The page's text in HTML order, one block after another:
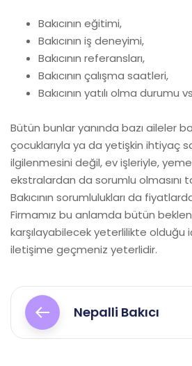
Bakıcının eğitimi,
Bakıcının iş deneyimi,
Bakıcının referansları,
Bakıcının çalışma saatleri,
Bakıcının yatılı olma durumu
Bütün bunlar yanında bazı aileler
çocuklarıyla ya da yetişkin ihtiyaç
ilgilenmesini değil, ev işleriyle,
ekstralardan da sorumlu olmasını
Bakıcının sorumlulukları da
Firmamız bu anlamda bütün
karşılayabilecek yeterlilikte olduğu
iletişime geçmeniz yeterlidir.
Yazı
gezinmesiNepalli Bakıcı